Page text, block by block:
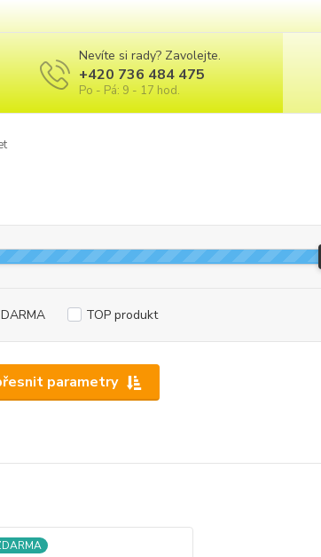
Nevíte si rady? Zavolejte.
+420 736 484 475
Po - Pá: 9 - 17 hod.
parametry
TOP produkt